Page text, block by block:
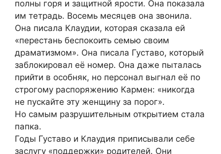
полны горя и защитной ярости. Она показала
им тетрадь. Восемь месяцев она звонила.
Она писала Клаудии, которая сказала ей
«перестань беспокоить семью своим
драматизмом». Она писала Густаво, который
заблокировал её номер. Она даже пыталась
прийти в особняк, но персонал выгнал её по
строгому распоряжению Кармен: «никогда
не пускайте эту женщину за порог».
Но самым разрушительным открытием стала
папка.
Годы Густаво и Клаудия приписывали себе
заслугу «поддержки» родителей. Они